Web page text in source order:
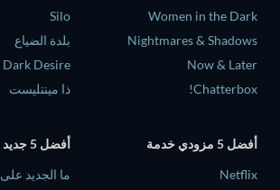
Women in the Dark
Nightmares & Shadows
Now & Later
Chatterbox!
Silo
بلدة الضياع
Dark Desire
ذا مينتليست
أفضل 5 مزودي خدمة
Netflix
أفضل 5 جديد على مقدم الخدمة
ما الجديد على Netflix